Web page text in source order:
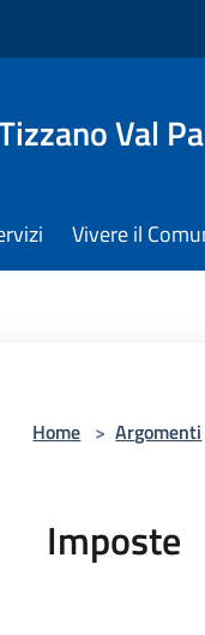
Val
Vivere il
Home > Argomenti
Imposte